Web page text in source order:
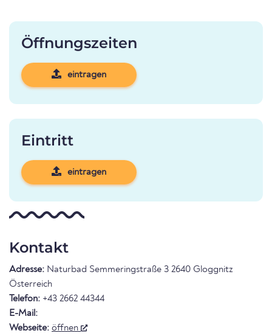
Öffnungszeiten
eintragen
Eintritt
eintragen
Kontakt
Adresse: Naturbad Semmeringstraße 3 2640 Gloggnitz
Österreich
Telefon: +43 2662 44344
E-Mail:
Webseite: öffnen